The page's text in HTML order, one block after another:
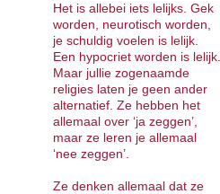
Het is allebei iets lelijks. Gek
worden, neurotisch worden,
je schuldig voelen is lelijk.
Een hypocriet worden is lelijk.
Maar jullie zogenaamde
religies laten je geen ander
alternatief. Ze hebben het
allemaal over ‘ja zeggen’,
maar ze leren je allemaal
‘nee zeggen’.
Ze denken allemaal dat ze